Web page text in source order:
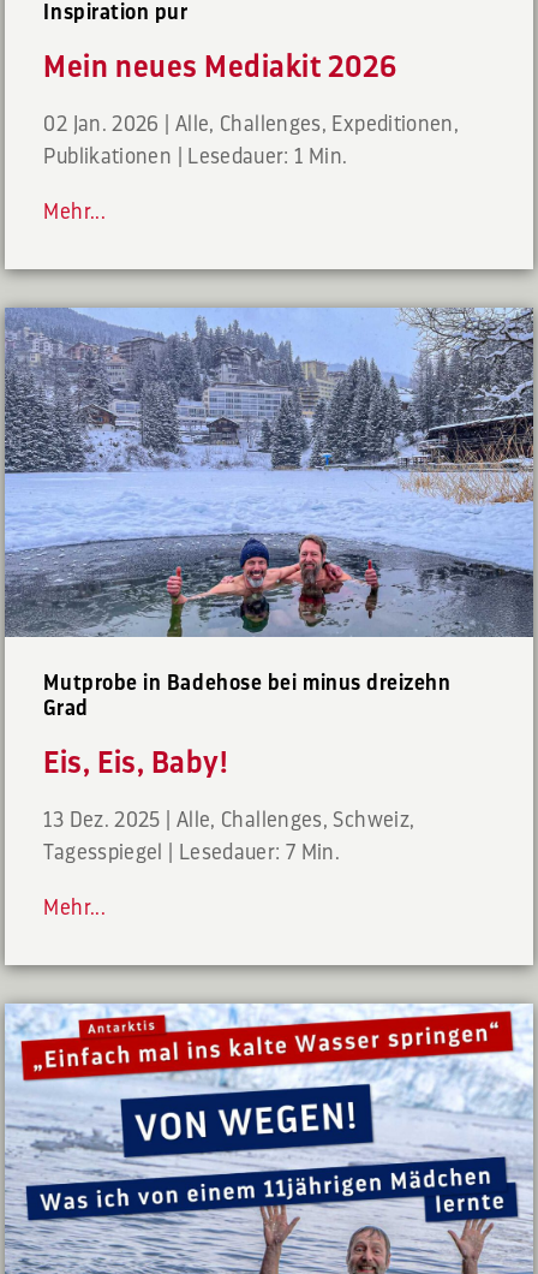
Inspiration pur
Mein neues Mediakit 2026
02 Jan. 2026 Alle, Challenges, Expeditionen,
Publikationen
Lesedauer: 1 Min.
Mehr...
Mutprobe in Badehose bei minus dreizehn
Grad
Eis, Eis, Baby!
13 Dez. 2025 Alle, Challenges,Schweiz,
Tagesspiegel
Lesedauer: 7 Min.
Mehr...